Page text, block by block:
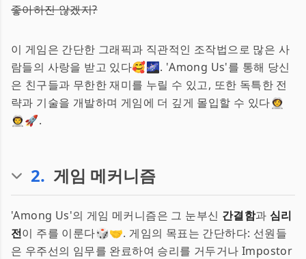
좋아하진 않겠지?
이 게임은 간단한 그래픽과 직관적인 조작법으로 많은 사
람들의 사랑을 받고 있다🥰🌌. 'Among Us'를 통해 당신
은 친구들과 무한한 재미를 누릴 수 있고, 또한 독특한 전
략과 기술을 개발하며 게임에 더 깊게 몰입할 수 있다👩‍🚀
👨‍🚀🚀.
2. 게임 메커니즘
'Among Us'의 게임 메커니즘은 그 눈부신 간결함과 심리
전이 주를 이룬다🎲🤝. 게임의 목표는 간단하다: 선원들
은 우주선의 임무를 완료하여 승리를 거두거나 Impostor